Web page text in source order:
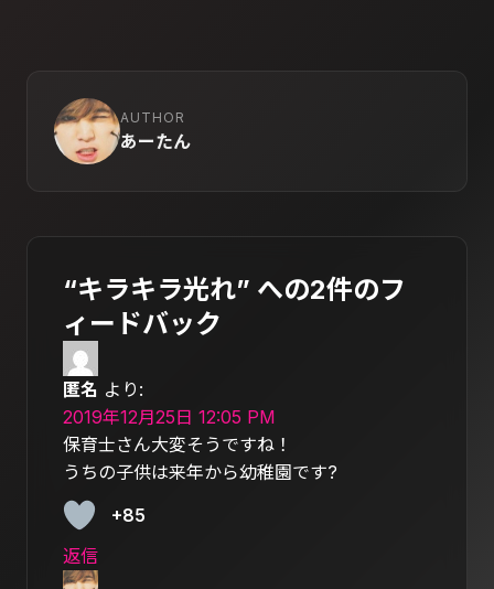
AUTHOR
あーたん
“キラキラ光れ” への2件のフ
ィードバック
匿名 より:
2019年12月25日 12:05 PM
保育士さん大変そうですね！
うちの子供は来年から幼稚園です?
+85
返信